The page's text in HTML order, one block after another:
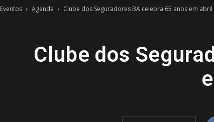
Eventos Agenda Clube dos Seguradores BA celebra 65 anos em abril
Clube dos